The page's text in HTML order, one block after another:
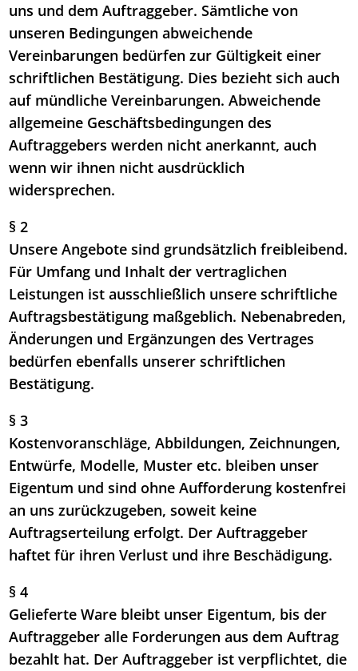
uns und dem Auftraggeber. Sämtliche von
unseren Bedingungen abweichende
Vereinbarungen bedürfen zur Gültigkeit einer
schriftlichen Bestätigung. Dies bezieht sich auch
auf mündliche Vereinbarungen. Abweichende
allgemeine Geschäftsbedingungen des
Auftraggebers werden nicht anerkannt, auch
wenn wir ihnen nicht ausdrücklich
widersprechen.
§ 2
Unsere Angebote sind grundsätzlich freibleibend.
Für Umfang und Inhalt der vertraglichen
Leistungen ist ausschließlich unsere schriftliche
Auftragsbestätigung maßgeblich. Nebenabreden,
Änderungen und Ergänzungen des Vertrages
bedürfen ebenfalls unserer schriftlichen
Bestätigung.
§ 3
Kostenvoranschläge, Abbildungen, Zeichnungen,
Entwürfe, Modelle, Muster etc. bleiben unser
Eigentum und sind ohne Aufforderung kostenfrei
an uns zurückzugeben, soweit keine
Auftragserteilung erfolgt. Der Auftraggeber
haftet für ihren Verlust und ihre Beschädigung.
§ 4
Gelieferte Ware bleibt unser Eigentum, bis der
Auftraggeber alle Forderungen aus dem Auftrag
bezahlt hat. Der Auftraggeber ist verpflichtet, die